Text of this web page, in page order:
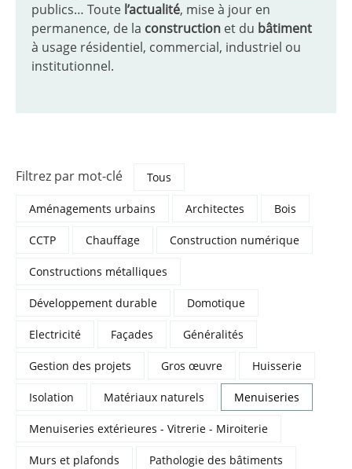
publics… Toute l’actualité, mise à jour en
permanence, de la construction et du bâtiment
à usage résidentiel, commercial, industriel ou
institutionnel.
Filtrez par mot-clé Tous
Aménagements urbains Architectes Bois
CCTP Chauffage Construction numérique
Constructions métalliques
Développement durable Domotique
Electricité Façades Généralités
Gestion des projets Gros œuvre Huisserie
Isolation Matériaux naturels Menuiseries
Menuiseries extérieures - Vitrerie - Miroiterie
Murs et plafonds Pathologie des bâtiments